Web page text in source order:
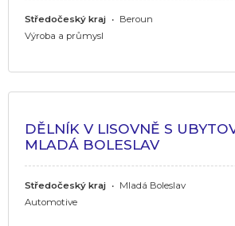
Středočeský kraj • Beroun
Výroba a průmysl
DĚLNÍK V LISOVNĚ S
MLADÁ BOLESLAV
Středočeský kraj • Mladá Boleslav
Automotive